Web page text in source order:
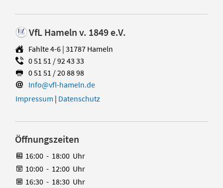
VfL Hameln v. 1849 e.V.
Fahlte 4-6 | 31787 Hameln
0 51 51 / 92 43 33
0 51 51 / 20 88 98
Info@vfl-hameln.de
Impressum | Datenschutz
Öffnungszeiten
16:00 - 18:00 Uhr
10:00 - 12:00 Uhr
16:30 - 18:30 Uhr